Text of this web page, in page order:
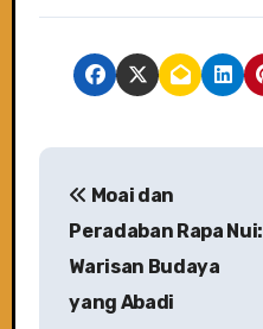
P
Moai dan
Peradaban Rapa Nui:
Warisan Budaya
yang Abadi